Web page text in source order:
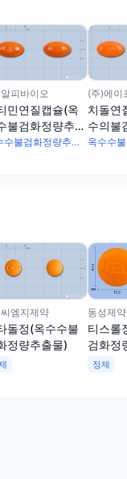
피바이오
민연질캡슐(옥
불검화정량추출
수출용)
옥수수불검화정량추출물 35mg
치돌연
수의불
물)(수
엠지제약
돌정(옥수수불
정량추출물)
동성제
티스롤
검화정
정제